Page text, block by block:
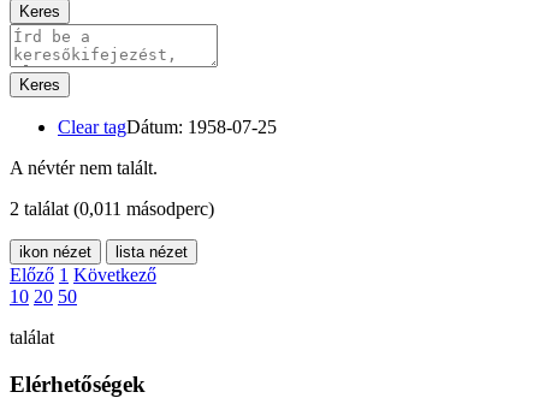
Keres
Keres
Clear tagDátum: 1958-07-25
A névtér nem talált.
2 találat (0,011 másodperc)
ikon nézet lista nézet
Előző 1 Következő
10 20 50
találat
Elérhetőségek